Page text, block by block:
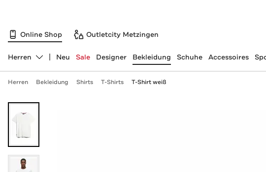
Online Shop Outletcity Metzingen
Abteilung ändern, ausgewählt:
Herren Neu Sale Designer Bekleidung Schuhe Accessoires
Herren Bekleidung Shirts T-Shirts T-Shirt weiß